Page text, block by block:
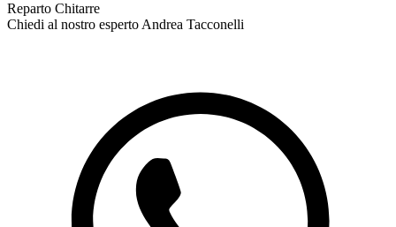
Reparto Chitarre
Chiedi al nostro espertoAndrea Tacconelli